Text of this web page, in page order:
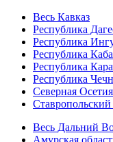
Весь Кавказ
Республика
Республика
Республика
Республика
Республика
Северная
Ставропольский
Весь Дальний
Амурская